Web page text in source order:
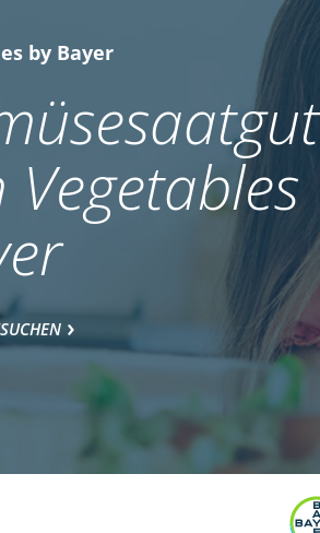
by Bayer
Vegetables